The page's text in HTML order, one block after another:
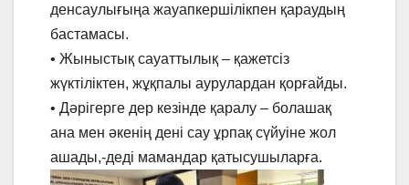
денсаулығыңа жауапкершілікпен қараудың
бастамасы.
• Жыныстық сауаттылық – қажетсіз
жүктіліктен, жұқпалы аурулардан қорғайды.
• Дәрігерге дер кезінде қаралу – болашақ
ана мен әкенің дені сау ұрпақ сүйуіне жол
ашады,-деді мамандар қатысушыларға.